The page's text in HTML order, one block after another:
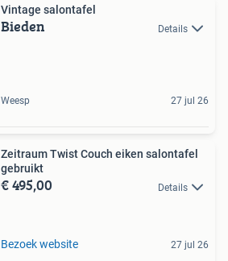
Vintage salontafel
Bieden Details
Weesp 27 jul 26
Zeitraum Twist Couch eiken salontafel
gebruikt
€ 495,00 Details
Bezoek website 27 jul 26